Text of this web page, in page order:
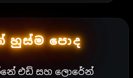
හුස්ම පොද
එඩ් සහ ලොරේන්